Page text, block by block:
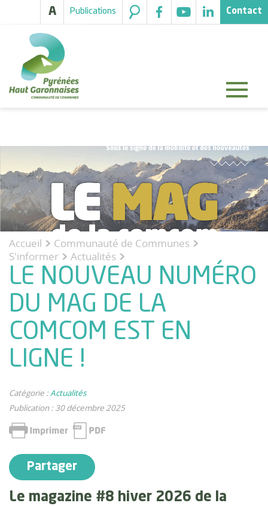
A Publications Contact
Accueil > Communauté de Communes >
S'informer > Actualités
LE NOUVEAU NUMÉRO
DU MAG DE LA
COMCOM EST EN
LIGNE !
Catégorie :Actualités
Publication : 30 décembre 2025
Partager
Le magazine #8 hiver 2026 de la